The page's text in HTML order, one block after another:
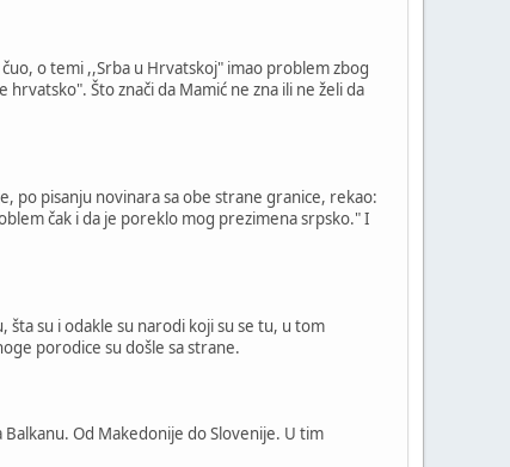
o temi ,,Srba u Hrvatskoj" imao problem zbog
Što znači da Mamić ne zna ili ne želi da
po pisanju novinara sa obe strane granice, rekao:
čak i da je poreklo mog prezimena srpsko." I
šta su i odakle su narodi koji su se tu, u tom
porodice su došle sa strane.
Od Makedonije do Slovenije. U tim